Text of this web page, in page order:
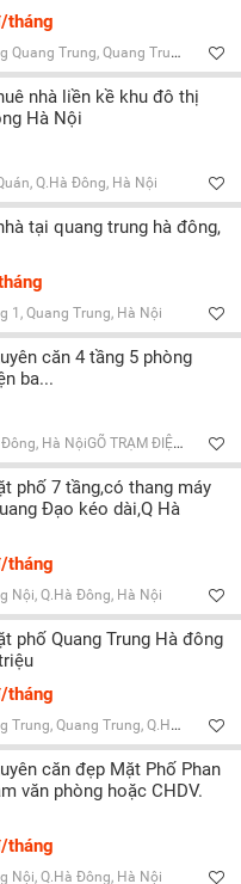
tháng
Trung, Quang Trung, Hà Nội
nhà liền kề khu đô thị
Hà Nội
Q.Hà Đông, Hà Nội
tại quang trung hà đông,
1, Quang Trung, Hà Nội
căn 4 tầng 5 phòng
ba...
Hà NộiGÕ TRẠM ĐIỆN BA LA
phố 7 tầng,có thang máy
Đạo kéo dài,Q Hà
tháng
Nội, Q.Hà Đông, Hà Nội
phố Quang Trung Hà đông
tháng
Quang Trung, Q.Hà Đông, Hà Nội
căn đẹp Mặt Phố Phan
văn phòng hoặc CHDV.
tháng
Nội, Q.Hà Đông, Hà Nội